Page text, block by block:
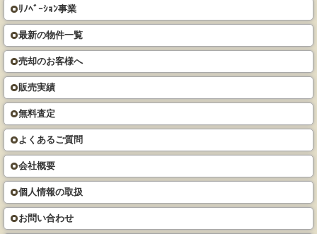
ﾘﾉﾍﾞｰｼｮﾝ事業
最新の物件一覧
売却のお客様へ
販売実績
無料査定
よくあるご質問
会社概要
個人情報の取扱
お問い合わせ